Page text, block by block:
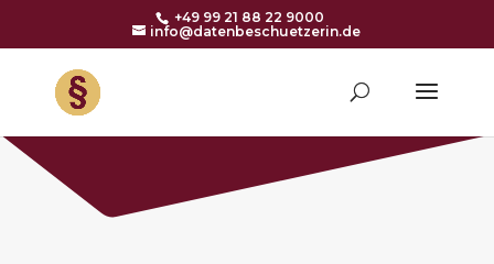
+49 99 21 88 22 9000
info@datenbeschuetzerin.de